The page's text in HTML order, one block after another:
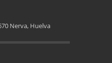
Nerva, Huelva